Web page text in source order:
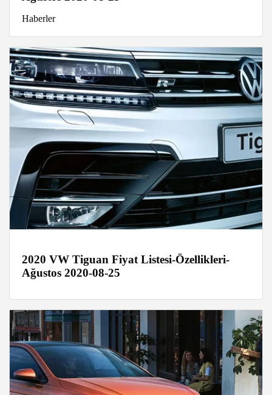
Haberler
2020 VW Tiguan Fiyat Listesi-Özellikleri-
Ağustos 2020-08-25